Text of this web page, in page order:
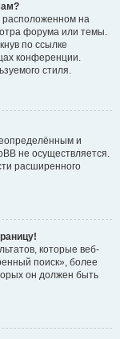
расположенном на
форума или темы.
по ссылке
конференции.
стиля.
и
не осуществляется.
расширенного
которые веб-
поиск», более
он должен быть